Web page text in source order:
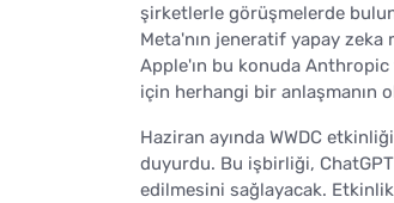
şirketlerle görüşmelerde
Meta'nın jeneratif yapay zeka
Apple'ın bu konuda
için herhangi bir anlaşmanın
Haziran ayında WWDC
duyurdu. Bu işbirliği,
edilmesini sağlayacak. Etkinlik